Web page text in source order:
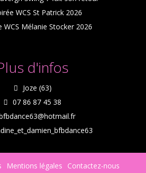
WCS St Patrick 2026
WCS Mélanie Stocker 2026
d'infos
Joze (63)
07 86 87 45 38
Mentions légales Contactez-nous